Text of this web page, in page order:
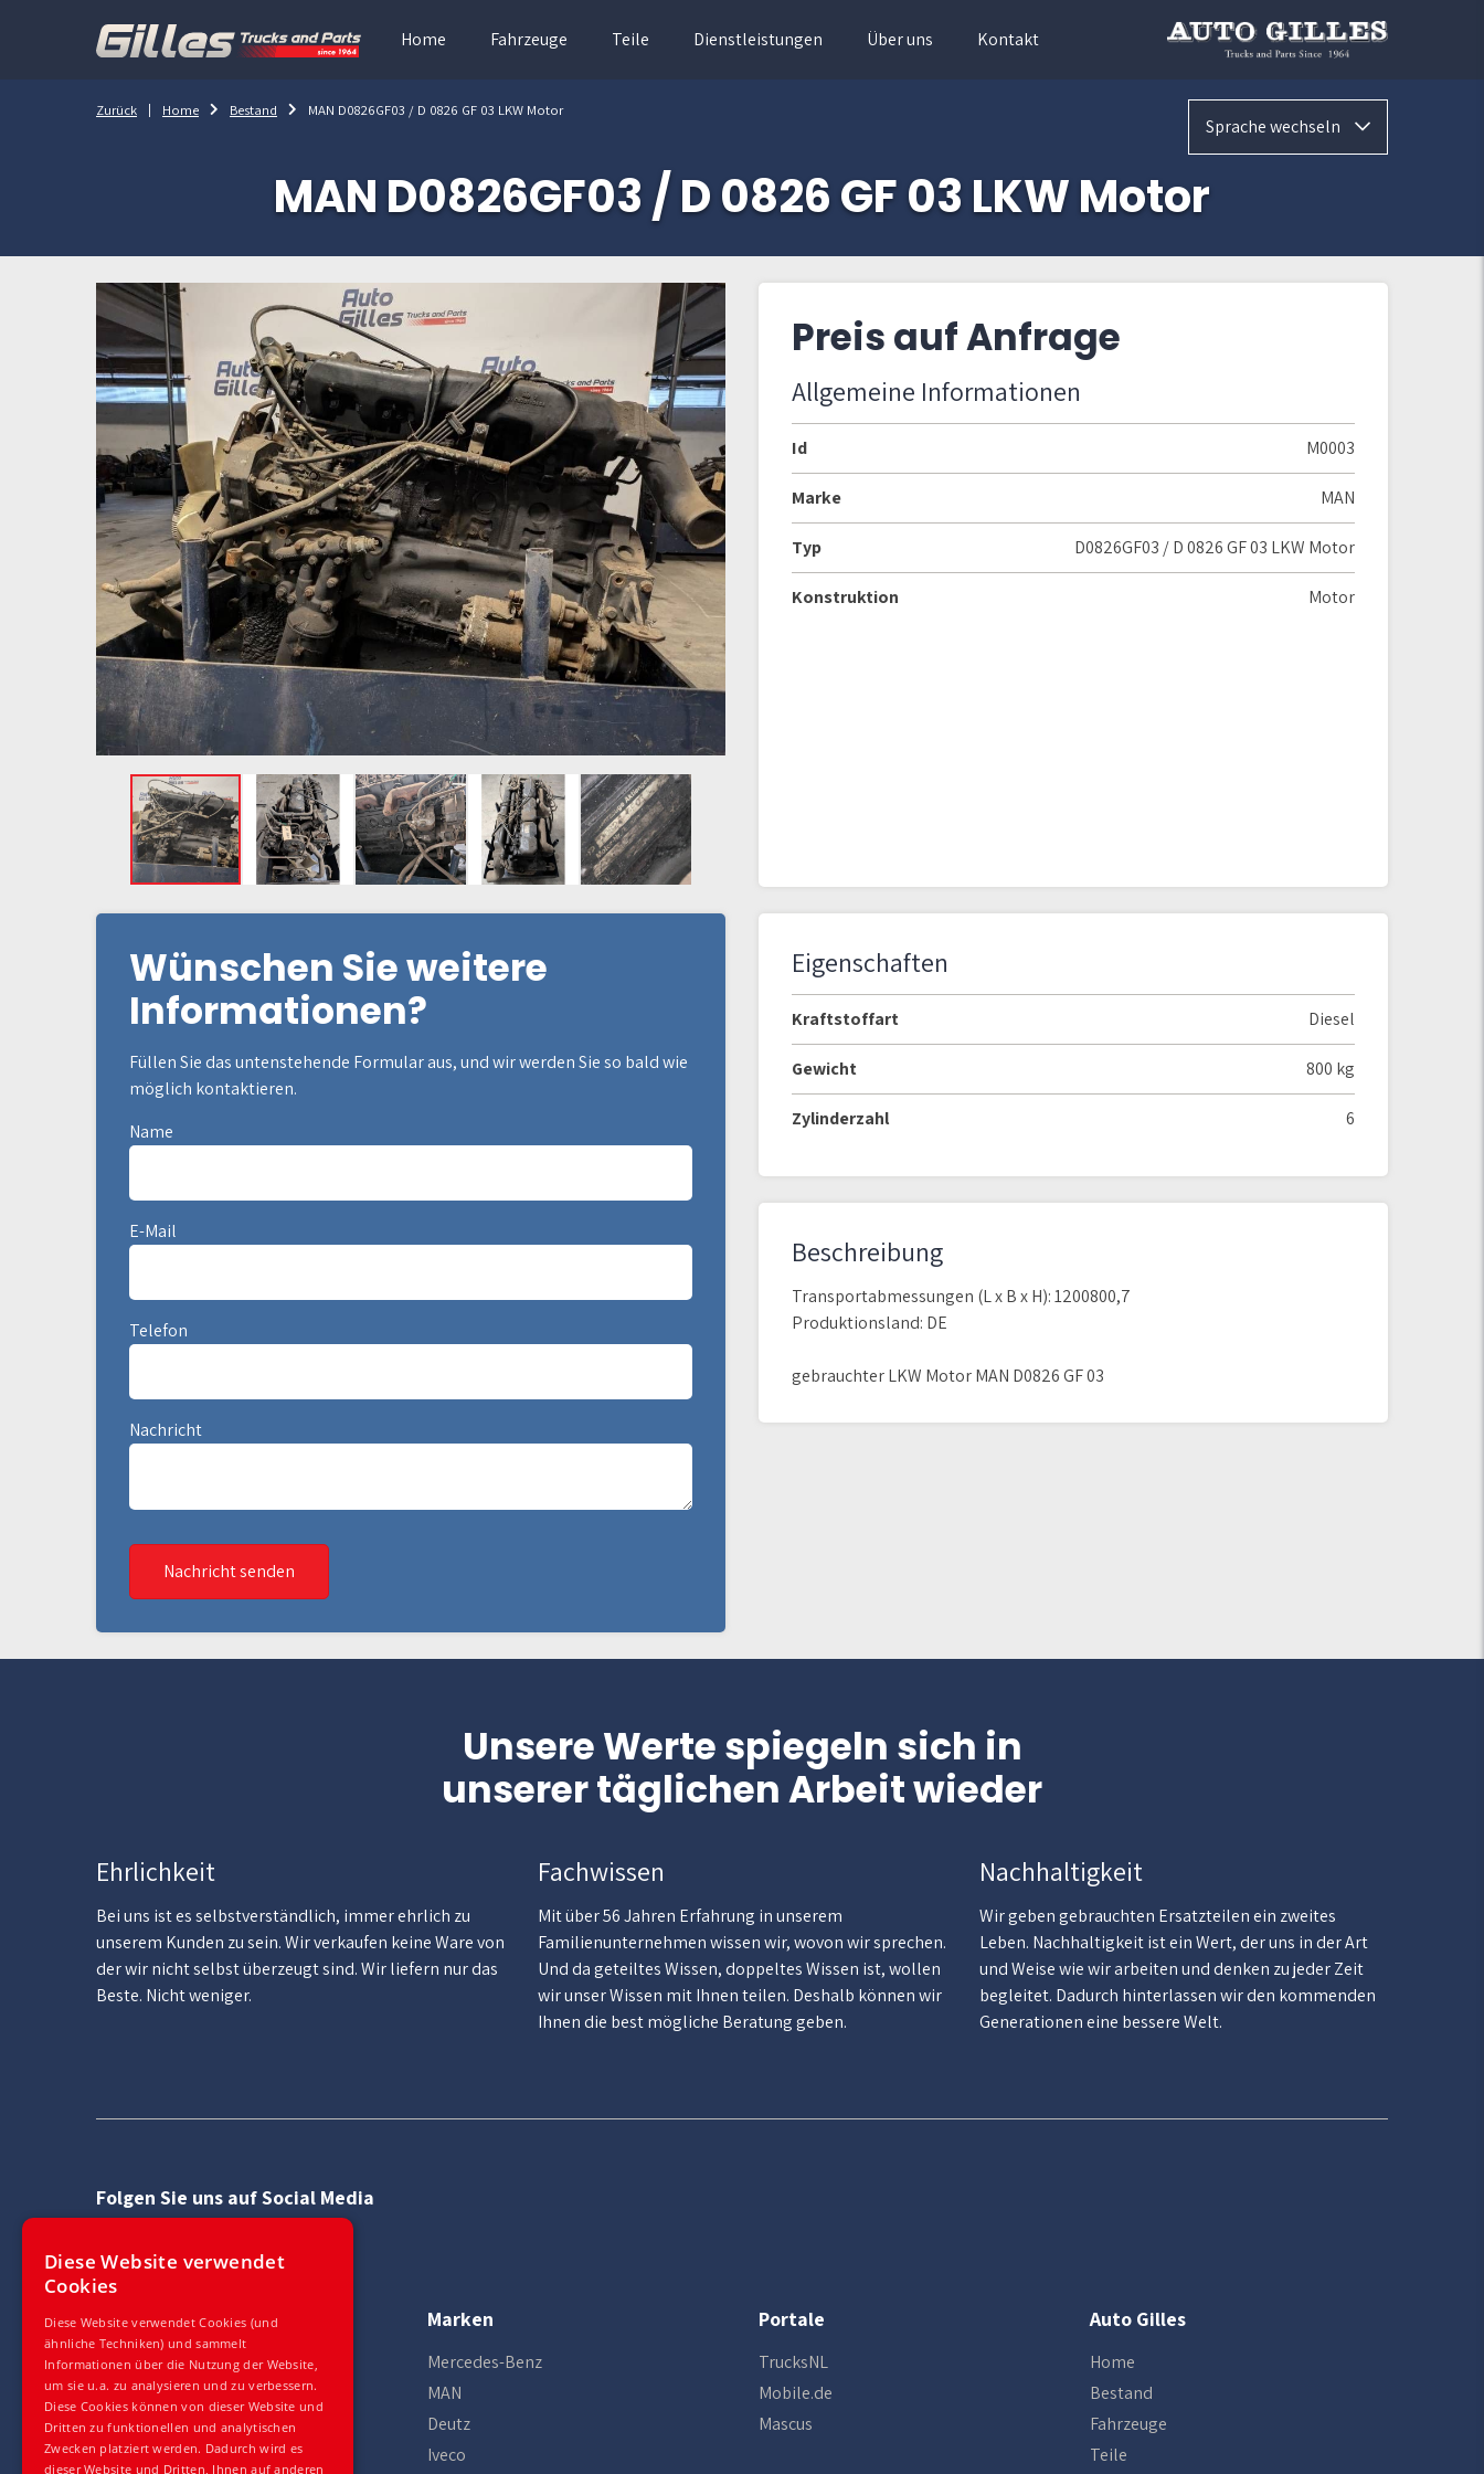
Home Fahrzeuge Teile Dienstleistungen Über uns Kontakt
Sprache wechseln
Zurück Home Bestand MAN D0826GF03 / D 0826 GF 03 LKW Motor
MAN D0826GF03 / D 0826 GF 03 LKW Motor
Preis auf Anfrage
Allgemeine Informationen
Id M0003
Marke MAN
Typ D0826GF03 / D 0826 GF 03 LKW Motor
Konstruktion Motor
Wünschen Sie weitere
Informationen?
Füllen Sie das untenstehende Formular aus, und wir werden Sie so bald wie
möglich kontaktieren.
Name
E-Mail
Telefon
Nachricht
Nachricht senden
Eigenschaften
Kraftstoffart Diesel
Gewicht 800 kg
Zylinderzahl 6
Beschreibung
Transportabmessungen (L x B x H): 1200800,7
Produktionsland: DE
gebrauchter LKW Motor MAN D0826 GF 03
Unsere Werte spiegeln sich in
unserer täglichen Arbeit wieder
Ehrlichkeit
Bei uns ist es selbstverständlich, immer ehrlich zu
unserem Kunden zu sein. Wir verkaufen keine Ware von
der wir nicht selbst überzeugt sind. Wir liefern nur das
Beste. Nicht weniger.
Fachwissen
Mit über 56 Jahren Erfahrung in unserem
Familienunternehmen wissen wir, wovon wir sprechen.
Und da geteiltes Wissen, doppeltes Wissen ist, wollen
wir unser Wissen mit Ihnen teilen. Deshalb können wir
Ihnen die best mögliche Beratung geben.
Nachhaltigkeit
Wir geben gebrauchten Ersatzteilen ein zweites
Leben. Nachhaltigkeit ist ein Wert, der uns in der Art
und Weise wie wir arbeiten und denken zu jeder Zeit
begleitet. Dadurch hinterlassen wir den kommenden
Generationen eine bessere Welt.
Folgen Sie uns auf Social Media
Kontakt
+49 (0) 2824 133 98 60
Mo - Fr
08:00 - 18:00
Sam
08:00 - 12:00
Aktuelle Ortszeit: 0:37
Marken
Mercedes-Benz
MAN
Deutz
Iveco
Portale
TrucksNL
Mobile.de
Mascus
Auto Gilles
Home
Bestand
Fahrzeuge
Teile
Diese Website verwendet
Cookies
Diese Website verwendet Cookies (und
ähnliche Techniken) und sammelt
Informationen über die Nutzung der Website,
um sie u.a. zu analysieren und zu verbessern.
Diese Cookies können von dieser Website und
Dritten zu funktionellen und analytischen
Zwecken platziert werden. Dadurch wird es
dieser Website und Dritten, Ihnen auf anderen